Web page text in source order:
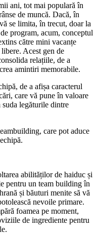
ani, tot mai populară în
de muncă. Dacă, în
se limita, în trecut, doar la
program, acum, conceptul
către mini vacanțe
Acest gen de
relațiile, de a
amintiri memorabile.
de a afișa caracterul
care vă pune în valoare
suda legăturile dintre
care pot aduce
abilităților de haiduc și
pentru un team building în
și băuturi menite să vă
nevoile primare.
foamea pe moment,
de ingrediente pentru